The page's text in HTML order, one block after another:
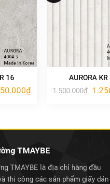
16
₫Giá
AURORA KR
1.500.000₫ Giá
TMAYBE
TMAYBE là địa chỉ hàng đầu
thi công các sản phẩm giấy dán